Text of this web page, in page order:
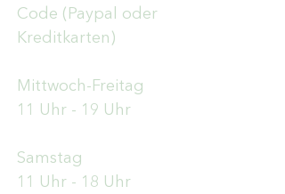
Code (Paypal oder
Kreditkarten)
Mittwoch-Freitag
11 Uhr - 19 Uhr
Samstag
11 Uhr - 18 Uhr